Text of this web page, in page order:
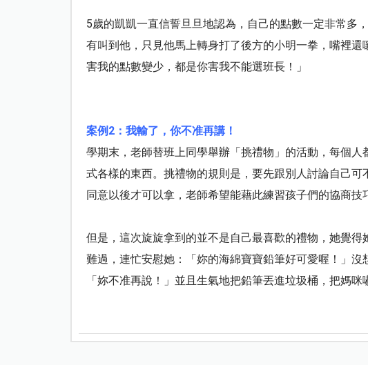
5歲的凱凱一直信誓旦旦地認為，自己的點數一定非常多
有叫到他，只見他馬上轉身打了後方的小明一拳，嘴裡還
害我的點數變少，都是你害我不能選班長！」
案例 2：我輸了，你不准再講！
學期末，老師替班上同學舉辦「挑禮物」的活動，每個
式各樣的東西。挑禮物的規則是，要先跟別人討論自己
同意以後才可以拿，老師希望能藉此練習孩子們的協商技
但是，這次旋旋拿到的並不是自己最喜歡的禮物，她覺
難過，連忙安慰她：「妳的海綿寶寶鉛筆好可愛喔！」沒
「妳不准再說！」並且生氣地把鉛筆丟進垃圾桶，把媽咪